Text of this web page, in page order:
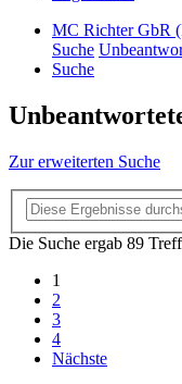
MC Richter GbR
Suche
Suche
Zur erweiterten Suche
Die Suche ergab 89
1
2
3
4
Nächste